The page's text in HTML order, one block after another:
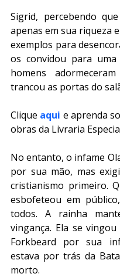
Sigrid, percebendo
apenas em sua riqueza
exemplos para
os convidou para
homens
trancou as portas do
Clique aqui e aprenda
obras da Livraria
No entanto, o infame
por sua mão, mas
cristianismo primeiro.
esbofeteou em
todos. A rainha
vingança. Ela se
Forkbeard por sua
estava por trás da
morto.